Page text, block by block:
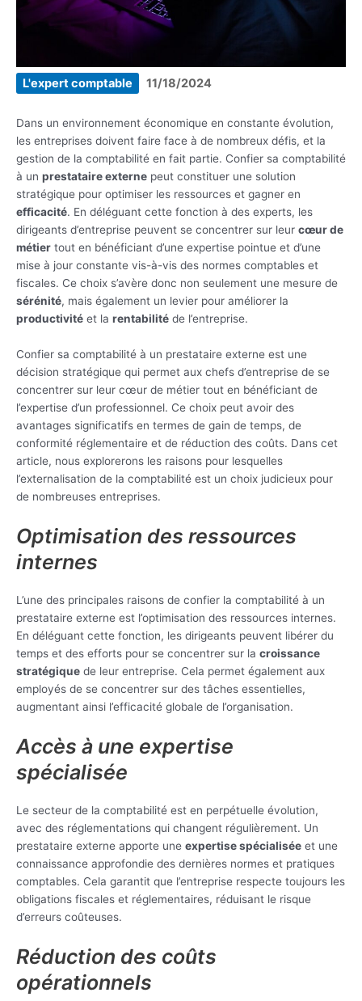
L'expert comptable 11/18/2024
Dans un environnement économique en constante évolution,
les entreprises doivent faire face à de nombreux défis, et la
gestion de la comptabilité en fait partie. Confier sa comptabilité
à un prestataire externe peut constituer une solution
stratégique pour optimiser les ressources et gagner en
efficacité. En déléguant cette fonction à des experts, les
dirigeants d’entreprise peuvent se concentrer sur leur cœur de
métier tout en bénéficiant d’une expertise pointue et d’une
mise à jour constante vis-à-vis des normes comptables et
fiscales. Ce choix s’avère donc non seulement une mesure de
sérénité, mais également un levier pour améliorer la
productivité et la rentabilité de l’entreprise.
Confier sa comptabilité à un prestataire externe est une
décision stratégique qui permet aux chefs d’entreprise de se
concentrer sur leur cœur de métier tout en bénéficiant de
l’expertise d’un professionnel. Ce choix peut avoir des
avantages significatifs en termes de gain de temps, de
conformité réglementaire et de réduction des coûts. Dans cet
article, nous explorerons les raisons pour lesquelles
l’externalisation de la comptabilité est un choix judicieux pour
de nombreuses entreprises.
Optimisation des ressources
internes
L’une des principales raisons de confier la comptabilité à un
prestataire externe est l’optimisation des ressources internes.
En déléguant cette fonction, les dirigeants peuvent libérer du
temps et des efforts pour se concentrer sur la croissance
stratégique de leur entreprise. Cela permet également aux
employés de se concentrer sur des tâches essentielles,
augmentant ainsi l’efficacité globale de l’organisation.
Accès à une expertise
spécialisée
Le secteur de la comptabilité est en perpétuelle évolution,
avec des réglementations qui changent régulièrement. Un
prestataire externe apporte une expertise spécialisée et une
connaissance approfondie des dernières normes et pratiques
comptables. Cela garantit que l’entreprise respecte toujours les
obligations fiscales et réglementaires, réduisant le risque
d’erreurs coûteuses.
Réduction des coûts
opérationnels